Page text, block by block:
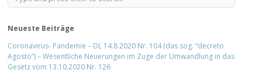
Neueste Beiträge
Coronavirus- Pandemie – DL 14.8.2020 Nr. 104 (das sog. “decreto
Agosto”) – Wesentliche Neuerungen im Zuge der Umwandlung in das
Gesetz vom 13.10.2020 Nr. 126